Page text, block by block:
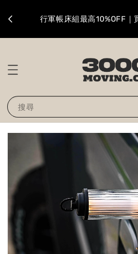
行軍帳床組最高10%OFF｜
搜尋